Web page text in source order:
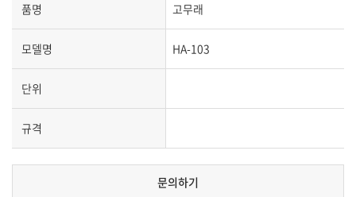
품명 고무래
모델명 HA-103
단위
규격
문의하기